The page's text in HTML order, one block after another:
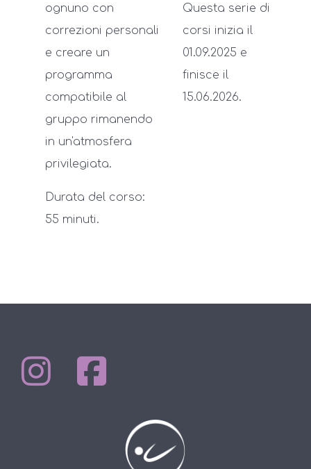
ognuno con
correzioni personali
e creare un
programma
compatibile al
gruppo rimanendo
in un'atmosfera
privilegiata.
Durata del corso:
55 minuti.
Questa serie di
corsi inizia il
01.09.2025 e
finisce il
15.06.2026.